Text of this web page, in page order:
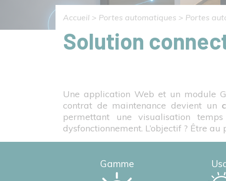
Accueil > Portes automatiques > Portes
Solution
Une application Web et un module
contrat de maintenance devient un
permettant une visualisation
dysfonctionnement. L’objectif ? Être
Gamme